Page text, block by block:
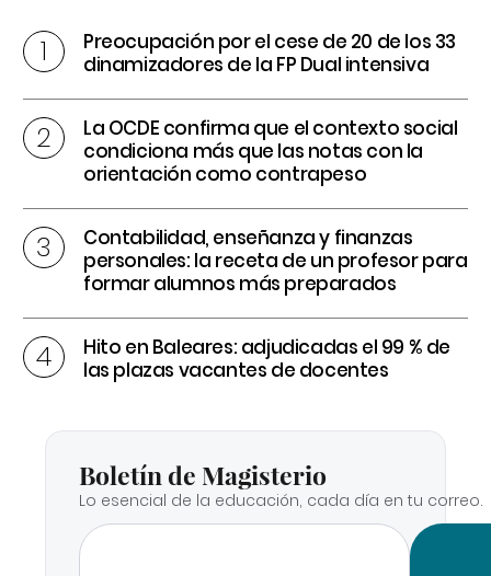
Preocupación por el cese de 20 de los 33
dinamizadores de la FP Dual intensiva
La OCDE confirma que el contexto social
condiciona más que las notas con la
orientación como contrapeso
Contabilidad, enseñanza y finanzas
personales: la receta de un profesor para
formar alumnos más preparados
Hito en Baleares: adjudicadas el 99 % de
las plazas vacantes de docentes
Boletín de Magisterio
Lo esencial de la educación, cada día en tu correo.